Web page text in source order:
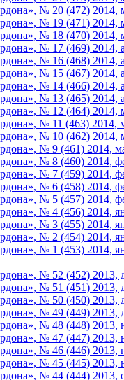
№ 20 (472) 2014,
№ 19 (471) 2014,
№ 18 (470) 2014,
№ 17 (469) 2014,
№ 16 (468) 2014,
№ 15 (467) 2014,
№ 14 (466) 2014,
№ 13 (465) 2014,
№ 12 (464) 2014,
№ 11 (463) 2014,
№ 10 (462) 2014,
№ 9 (461) 2014,
№ 8 (460) 2014,
№ 7 (459) 2014,
№ 6 (458) 2014,
№ 5 (457) 2014,
№ 4 (456) 2014,
№ 3 (455) 2014,
№ 2 (454) 2014,
№ 1 (453) 2014,
№ 52 (452) 2013,
№ 51 (451) 2013,
№ 50 (450) 2013,
№ 49 (449) 2013,
№ 48 (448) 2013,
№ 47 (447) 2013,
№ 46 (446) 2013,
№ 45 (445) 2013,
№ 44 (444) 2013,